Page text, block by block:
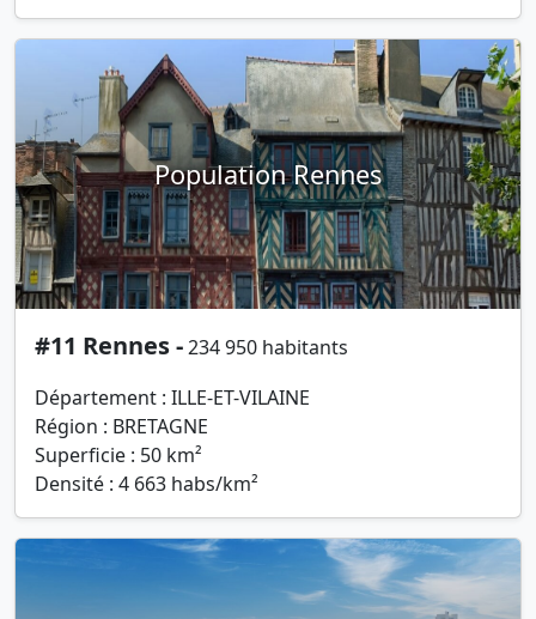
Population Rennes
#11 Rennes -234 950 habitants
Département : ILLE-ET-VILAINE
Région : BRETAGNE
Superficie : 50 km²
Densité : 4 663 habs/km²